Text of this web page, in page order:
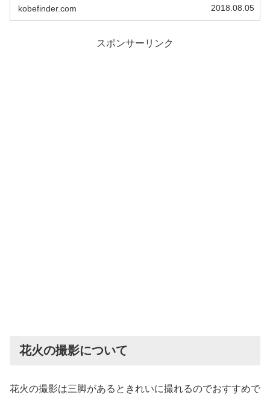
kobefinder.com 2018.08.05
スポンサーリンク
花火の撮影について
花火の撮影は三脚があるときれいに撮れるのでおすすめで